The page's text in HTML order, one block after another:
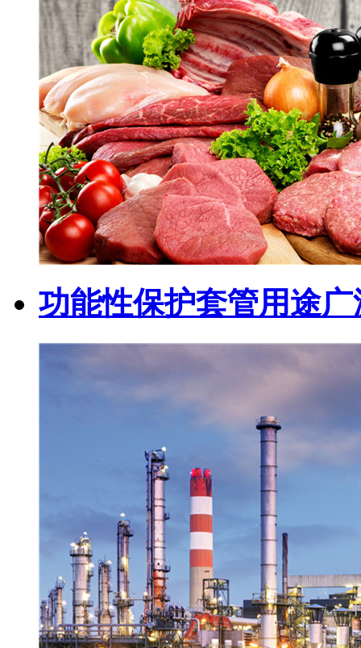
功能性保护套管用途